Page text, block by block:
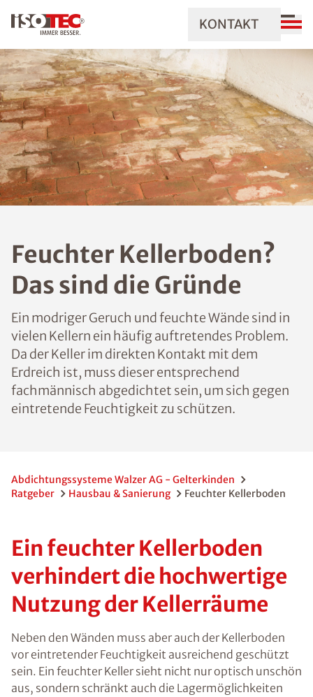
KONTAKT
Feuchter Kellerboden?
Das sind die Gründe
Ein modriger Geruch und feuchte Wände sind in
vielen Kellern ein häufig auftretendes Problem.
Da der Keller im direkten Kontakt mit dem
Erdreich ist, muss dieser entsprechend
fachmännisch abgedichtet sein, um sich gegen
eintretende Feuchtigkeit zu schützen.
Abdichtungssysteme Walzer AG - Gelterkinden
Ratgeber
Hausbau & Sanierung Feuchter Kellerboden
Ein feuchter Kellerboden
verhindert die hochwertige
Nutzung der Kellerräume
Neben den Wänden muss aber auch der Kellerboden
vor eintretender Feuchtigkeit ausreichend geschützt
sein. Ein feuchter Keller sieht nicht nur optisch unschön
aus, sondern schränkt auch die Lagermöglichkeiten